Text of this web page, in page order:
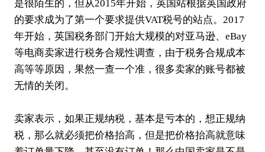
是很陌生的，但从2015年开始，英国站根据英国政府
的要求成为了第一个要求提供VAT税号的站点。2017
年开始，英国税务部门开始大规模的对亚马逊、 eBay
等电商卖家进行税务合规性调查，由于税务合规成本
高等等原因，果然一查一个准，很多卖家的账号都被
无情的关闭。
卖家表示，如果正规纳税，基本是亏本的，想正规纳
税，那么就必须把价格抬高，但是把价格抬高就意味